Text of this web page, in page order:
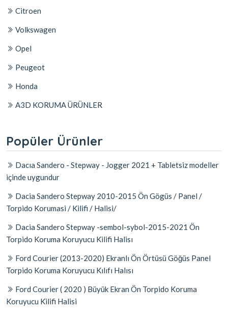
Citroen
Volkswagen
Opel
Peugeot
Honda
A3D KORUMA ÜRÜNLER
Popüler Ürünler
Dacıa Sandero - Stepway - Jogger 2021 + Tabletsiz modeller
içinde uygundur
Dacia Sandero Stepway 2010-2015 Ön Gögüs / Panel /
Torpido Korumasi / Kilifi / Halisi/
Dacia Sandero Stepway -sembol-sybol-2015-2021 Ön
Torpido Koruma Koruyucu Kilifi Halisı
Ford Courier (2013-2020) Ekranlı Ön Örtüsü Göğüs Panel
Torpido Koruma Koruyucu Kılıfı Halısı
Ford Courier ( 2020 ) Büyük Ekran Ön Torpido Koruma
Koruyucu Kilifi Halisi